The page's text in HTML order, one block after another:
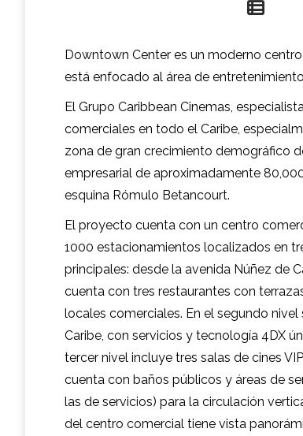
Downtown Center es un moderno
está enfocado al área de
El Grupo Caribbean Cinemas,
comerciales en todo el Caribe,
zona de gran crecimiento demográfico
empresarial de aproximadamente
esquina Rómulo Betancourt.
El proyecto cuenta con un centro
1000 estacionamientos localizados en
principales: desde la avenida Núñez de
cuenta con tres restaurantes con
locales comerciales. En el segundo
Caribe, con servicios y tecnología 4DX
tercer nivel incluye tres salas de cines
cuenta con baños públicos y áreas de
las de servicios) para la circulación
del centro comercial tiene vista